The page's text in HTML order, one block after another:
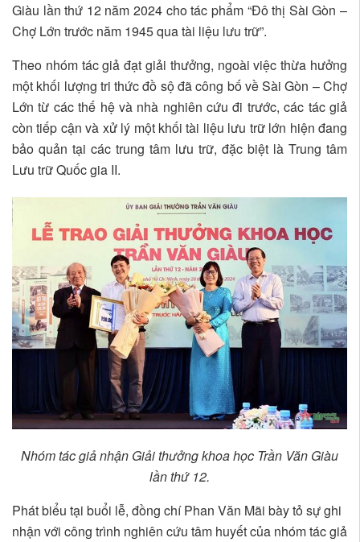
Giàu lần thứ 12 năm 2024 cho tác phẩm “Đô thị Sài Gòn –
Chợ Lớn trước năm 1945 qua tài liệu lưu trữ”.
Theo nhóm tác giả đạt giải thưởng, ngoài việc thừa hưởng
một khối lượng tri thức đồ sộ đã công bố về Sài Gòn – Chợ
Lớn từ các thế hệ và nhà nghiên cứu đi trước, các tác giả
còn tiếp cận và xử lý một khối tài liệu lưu trữ lớn hiện đang
bảo quản tại các trung tâm lưu trữ, đặc biệt là Trung tâm
Lưu trữ Quốc gia II.
Nhóm tác giả nhận Giải thưởng khoa học Trần Văn Giàu
lần thứ 12.
Phát biểu tại buổi lễ, đồng chí Phan Văn Mãi bày tỏ sự ghi
nhận với công trình nghiên cứu tâm huyết của nhóm tác giả